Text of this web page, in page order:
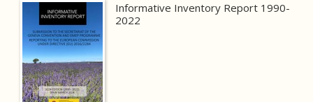
Informative Inventory Report 1990-
2022